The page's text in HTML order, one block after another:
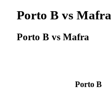
Porto B vs Mafra
Porto B vs Mafra
Porto B